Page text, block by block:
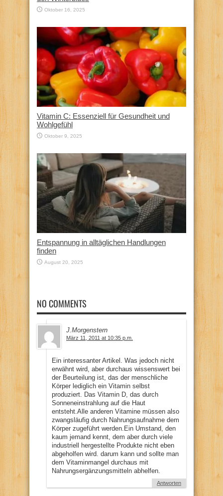
Oktober 16, 2025
Vitamin C: Essenziell für Gesundheit und
Wohlgefühl
Oktober 9, 2025
Entspannung in alltäglichen Handlungen
finden
August 20, 2025
NO COMMENTS
J.Morgenstern
März 11, 2011 at 10:35 p.m.
Ein interessanter Artikel. Was jedoch nicht
erwähnt wird, aber durchaus wissenswert bei
der Beurteilung ist, das der menschliche
Körper lediglich ein Vitamin selbst
produziert. Das Vitamin D, das durch
Sonneneinstrahlung auf die Haut
entsteht.Alle anderen Vitamine müssen also
zwangsläufig durch Nahrungsaufnahme dem
Körper zugeführt werden.Ein Umstand, den
kaum jemand kennt, dem aber durch viele
industriell hergestellte Produkte nicht eben
abgeholfen wird. darum kann und sollte man
dem Vitaminmangel durchaus mit
Nahrungsergänzungsmitteln abhelfen.
Antworten